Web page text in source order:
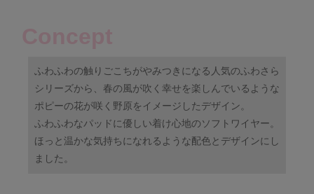
ふわふわの触りごこちがやみつきになる人気のふわさら
シリーズから、春の風が吹く幸せを楽しんでいるような
ポピーの花が咲く野原をイメージしたデザイン。
ふわふわなパッドに優しい着け心地のソフトワイヤー。
ほっと温かな気持ちになれるような配色とデザインにし
ました。